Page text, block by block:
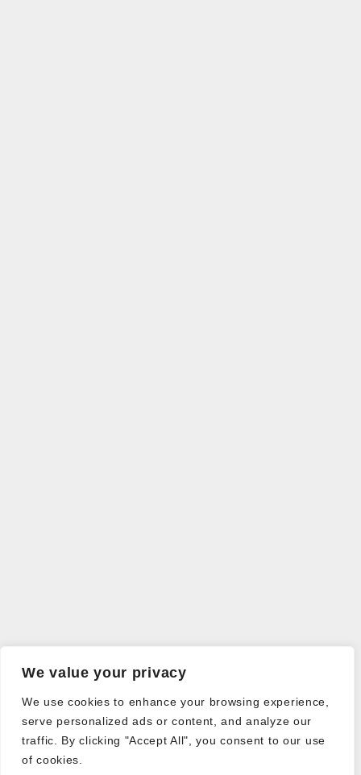
We value your privacy
We use cookies to enhance your browsing experience,
serve personalized ads or content, and analyze our
traffic. By clicking "Accept All", you consent to our use
of cookies.